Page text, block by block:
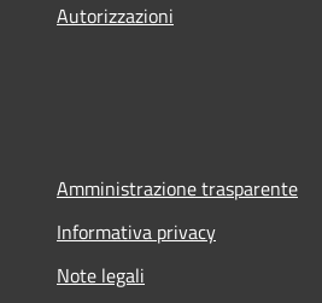
Autorizzazioni
Amministrazione trasparente
Informativa privacy
Note legali